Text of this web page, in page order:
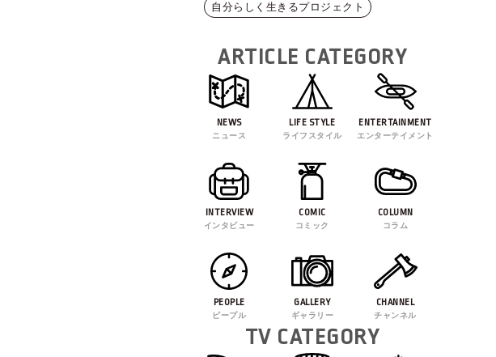
自分らしく生きるプロジェクト
ARTICLE CATEGORY
NEWS
ニュース
LIFE STYLE
ライフスタイル
ENTERTAINMENT
エンターテイメント
INTERVIEW
インタビュー
COMIC
コミック
COLUMN
コラム
PEOPLE
ピープル
GALLERY
ギャラリー
CHANNEL
チャンネル
TV CATEGORY